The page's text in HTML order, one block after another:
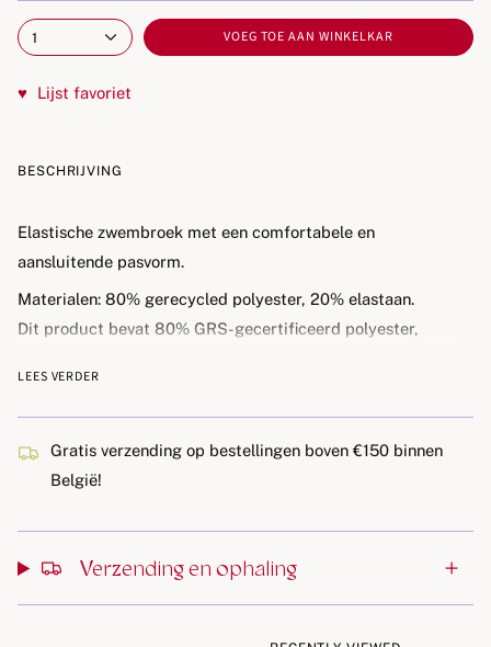
1 VOEG TOE AAN WINKELKAR
♥ Lijst favoriet
BESCHRIJVING
Elastische zwembroek met een comfortabele en
aansluitende pasvorm.
Materialen: 80% gerecycled polyester, 20% elastaan.
Dit product bevat 80% GRS-gecertificeerd polyester,
Dit product is OEKO-TEX® STANDARD 100, klasse 1
gecertificeerd door DTI Tekstil, DTI 2276-361.
LEES VERDER
Gratis verzending op bestellingen boven €150 binnen
België!
Verzending en ophaling